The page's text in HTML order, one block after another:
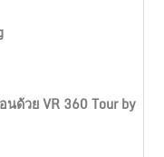
นด้วย VR 360 Tour by